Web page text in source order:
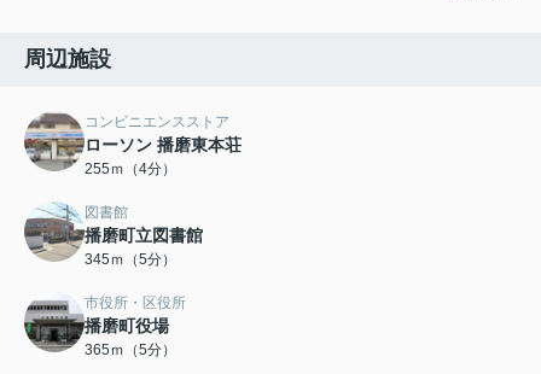
周辺施設
コンビニエンスストア
ローソン 播磨東本荘
255ｍ（4分）
図書館
播磨町立図書館
345ｍ（5分）
市役所・区役所
播磨町役場
365ｍ（5分）